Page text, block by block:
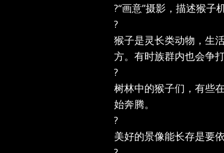
?“画意”摄影，描述猴子
?
猴子是灵长类动物，生
方。有时族群内也会争
?
树林中的猴子们，有些
始奔腾。
?
美好的景像能长存是要